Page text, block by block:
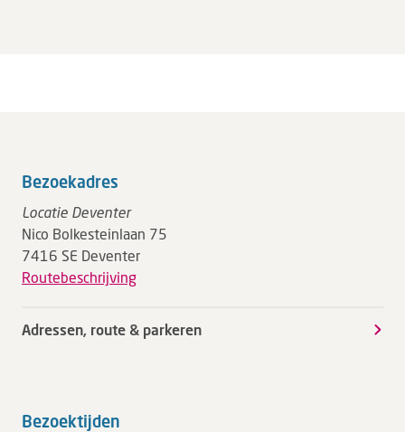
Bezoekadres
Locatie Deventer
Nico Bolkesteinlaan 75
7416 SE Deventer
Routebeschrijving
Adressen, route & parkeren
Bezoektijden